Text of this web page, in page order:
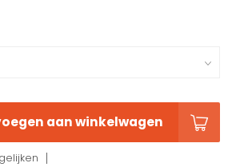
aan winkelwagen